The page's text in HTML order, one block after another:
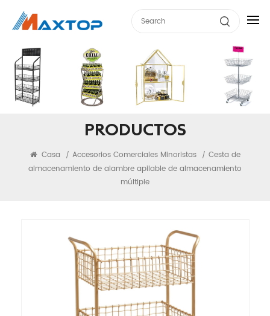
PRODUCTOS
Casa / Accesorios Comerciales Minoristas / Cesta de
almacenamiento de alambre apilable de almacenamiento
múltiple